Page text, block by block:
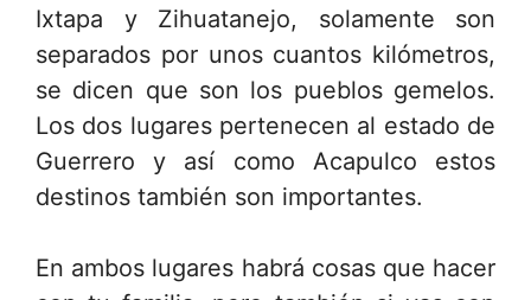
Ixtapa y Zihuatanejo, solamente son
separados por unos cuantos kilómetros,
se dicen que son los pueblos gemelos.
Los dos lugares pertenecen al estado de
Guerrero y así como Acapulco estos
destinos también son importantes.
En ambos lugares habrá cosas que hacer